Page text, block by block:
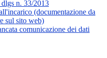
n. 33/2013
(documentazione da
sul sito web)
comunicazione dei dati